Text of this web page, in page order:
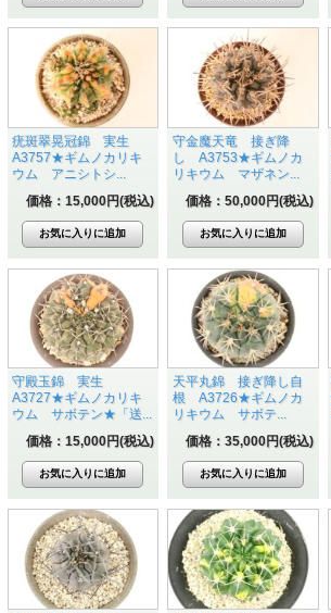
疣斑翠晃冠錦 実生
A3757★ギムノカリキ
ウム アニシトシ...
価格：15,000円(税込)
守金魔天竜 接ぎ降
し A3753★ギムノカ
リキウム マザネン...
価格：50,000円(税込)
守殿玉錦 実生
A3727★ギムノカリキ
ウム サボテン★「送...
価格：15,000円(税込)
天平丸錦 接ぎ降し自
根 A3726★ギムノカ
リキウム サボテ...
価格：35,000円(税込)